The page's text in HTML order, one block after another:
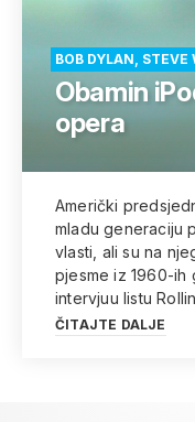
BOB DYLAN, STEVE
Obamin
opera
Američki
mladu generaciju
vlasti, ali su na
pjesme iz 1960-ih
intervjuu listu
ČITAJTE DALJE